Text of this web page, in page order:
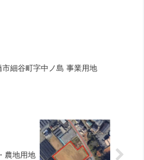
市細谷町字中ノ島 事業用地
農地用地